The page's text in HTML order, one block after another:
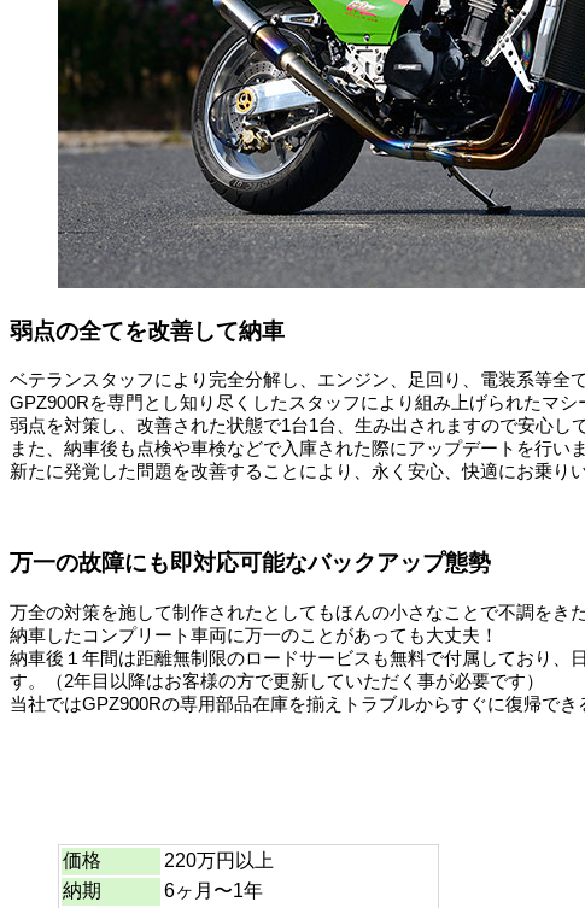
弱点の全てを改善して納車
ベテランスタッフにより完全分解し、エンジン、足回り、電装系等全
GPZ900Rを専門とし知り尽くしたスタッフにより組み上げられたマ
弱点を対策し、改善された状態で1台1台、生み出されますので安心し
また、納車後も点検や車検などで入庫された際にアップデートを行いま
新たに発覚した問題を改善することにより、永く安心、快適にお乗り
万一の故障にも即対応可能なバックアップ態勢
万全の対策を施して制作されたとしてもほんの小さなことで不調をき
納車したコンプリート車両に万一のことがあっても大丈夫！
納車後１年間は距離無制限のロードサービスも無料で付属しており
す。（2年目以降はお客様の方で更新していただく事が必要です）
当社ではGPZ900Rの専用部品在庫を揃えトラブルからすぐに復帰でき
価格
220万円以上
納期
6ヶ月〜1年